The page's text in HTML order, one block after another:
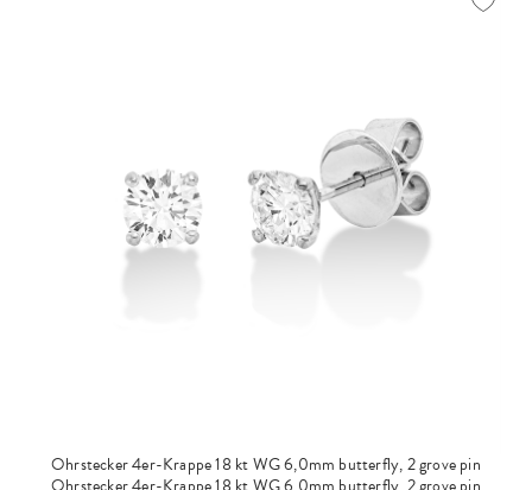
Ohrstecker 4er-Krappe 18 kt WG 6,0mm butterfly, 2 grove pin